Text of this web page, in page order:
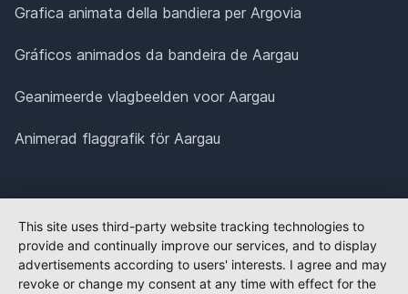
Grafica animata della bandiera per Argovia
Gráficos animados da bandeira de Aargau
Geanimeerde vlagbeelden voor Aargau
Animerad flaggrafik för Aargau
This site uses third-party website tracking technologies to
provide and continually improve our services, and to display
advertisements according to users' interests. I agree and may
revoke or change my consent at any time with effect for the